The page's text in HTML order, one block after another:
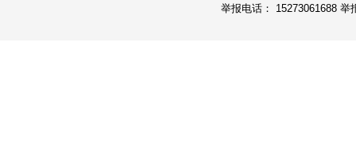
举报电话： 15273061688